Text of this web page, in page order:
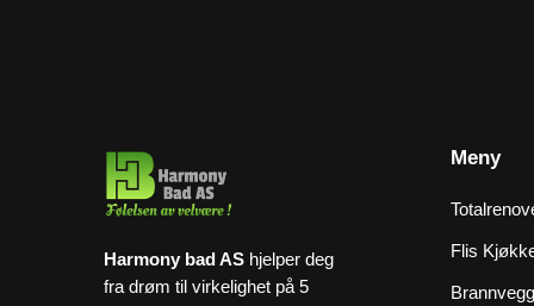
Harmony bad AS hjelper deg
fra drøm til virkelighet på 5
Meny
Flis